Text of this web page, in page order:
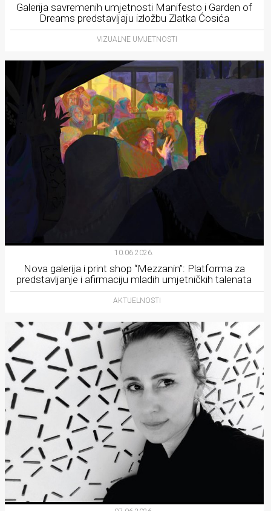
Galerija savremenih umjetnosti Manifesto i Garden of
Dreams predstavljaju izložbu Zlatka Ćosića
VIZUALNE UMJETNOSTI
10.06.2026.
Nova galerija i print shop “Mezzanin”: Platforma za
predstavljanje i afirmaciju mladih umjetničkih talenata
AKTUELNOSTI